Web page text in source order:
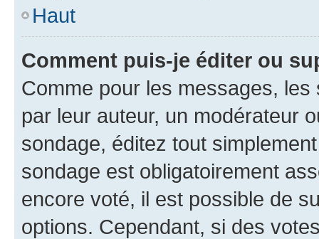
Haut
Comment puis-je éditer ou
Comme pour les messages,
par leur auteur, un modérateur
sondage, éditez tout
sondage est obligatoirement
encore voté, il est possible de
options. Cependant, si des